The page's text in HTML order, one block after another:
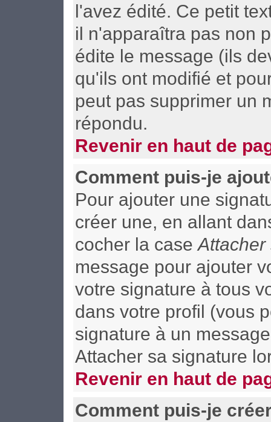
l'avez édité. Ce petit
il n'apparaîtra pas non
édite le message (ils
qu'ils ont modifié et
peut pas supprimer un
répondu.
Revenir en haut de
Comment puis-je
Pour ajouter une
créer une, en allant
cocher la caseAttacher
message pour ajouter
votre signature à tous
dans votre profil (vous
signature à un
Attacher sa signature
Revenir en haut de
Comment puis-je